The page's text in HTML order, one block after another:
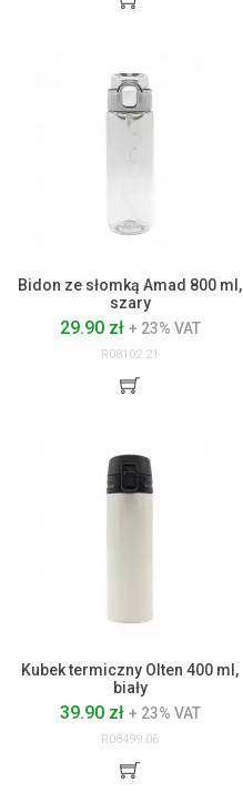
Bidon ze słomką Amad 800 ml,
szary
29.90 zł + 23% VAT
R08102.21
Kubek termiczny Olten 400 ml,
biały
39.90 zł + 23% VAT
R08499.06